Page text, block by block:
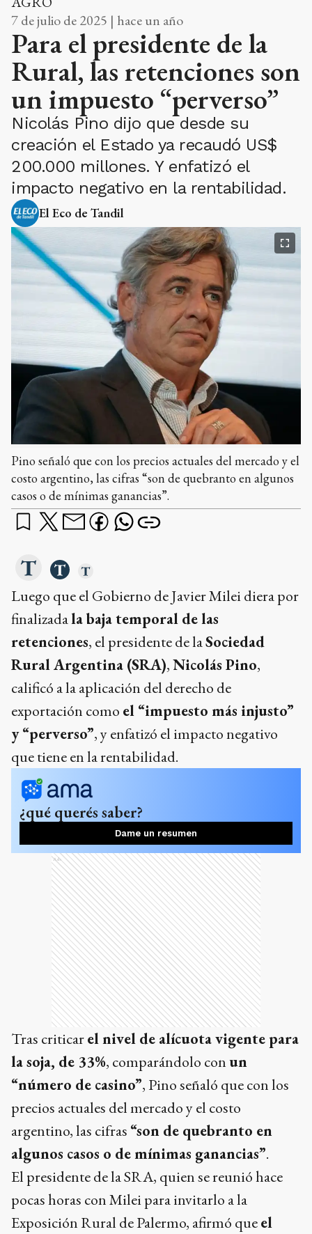
7 de julio de 2025 | hace un año
Para el presidente de la
Rural, las retenciones son
un impuesto “perverso”
Nicolás Pino dijo que desde su
creación el Estado ya recaudó US$
200.000 millones. Y enfatizó el
impacto negativo en la rentabilidad.
El Eco de Tandil
Pino señaló que con los precios actuales del mercado y el
costo argentino, las cifras “son de quebranto en algunos
casos o de mínimas ganancias”.
Luego que el Gobierno de Javier Milei diera por
finalizadala baja temporal de las
retenciones, el presidente de laSociedad
Rural Argentina (SRA),Nicolás Pino,
calificó a la aplicación del derecho de
exportación como el “impuesto más injusto”
y “perverso”, y enfatizó el impacto negativo
que tiene en la rentabilidad.
¿qué querés saber?
Dame un resumen
Ads
Tras criticarel nivel de alícuota vigente para
la soja, de 33%, comparándolo conun
“número de casino”, Pino señaló que con los
precios actuales del mercado y el costo
argentino, las cifras “son de quebranto en
algunos casos o de mínimas ganancias”.
El presidente de la SRA, quien se reunió hace
pocas horas con Milei para invitarlo a la
Exposición Rural de Palermo, afirmó queel